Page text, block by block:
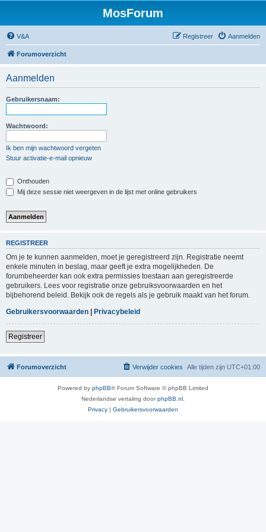
MosForum
V&A Aanmelden
Registreer
Forumoverzicht
Aanmelden
Gebruikersnaam:
Wachtwoord:
Ik ben mijn wachtwoord vergeten
Stuur activatie-e-mail opnieuw
Onthouden
Mij deze sessie niet weergeven in de lijst met online gebruikers
REGISTREER
Om je te kunnen aanmelden, moet je geregistreerd zijn. Registratie neemt
enkele minuten in beslag, maar geeft je extra mogelijkheden. De
forumbeheerder kan ook extra permissies toestaan aan geregistreerde
gebruikers. Lees voor registratie onze gebruiksvoorwaarden en het
bijbehorend beleid. Bekijk ook de regels als je gebruik maakt van het forum.
Gebruikersvoorwaarden | Privacybeleid
Registreer
Forumoverzicht Alle tijden zijn UTC+01:00
Verwijder cookies
Powered by phpBB® Forum Software © phpBB Limited
Nederlandse vertaling doorphpBB.nl
Privacy | Gebruikersvoorwaarden